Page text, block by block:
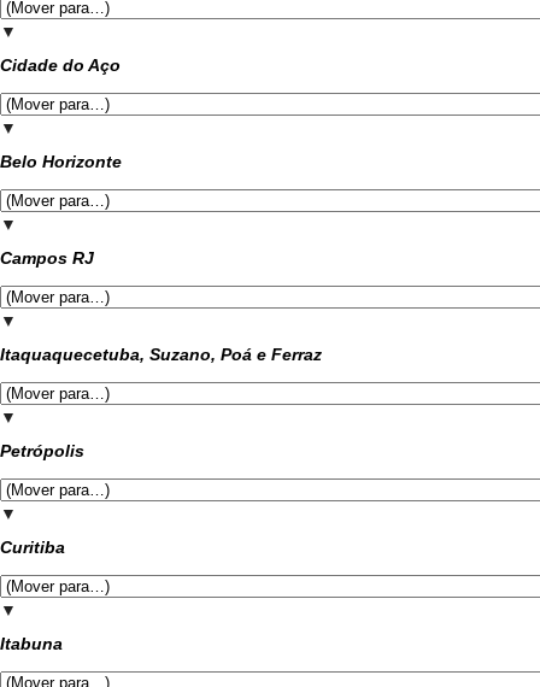
▼
Cidade do Aço
▼
Belo Horizonte
▼
Campos RJ
▼
Itaquaquecetuba, Suzano, Poá e Ferraz
▼
Petrópolis
▼
Curitiba
▼
Itabuna